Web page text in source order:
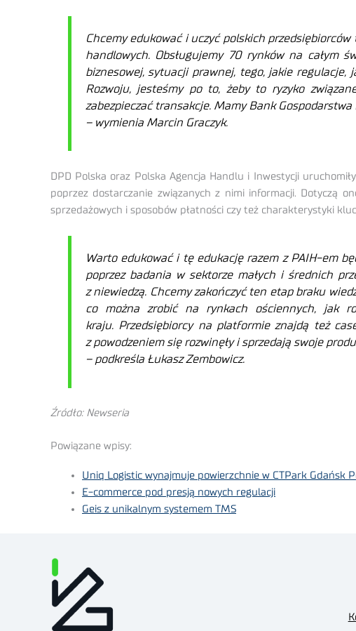
Chcemy edukować i uczyć polskich
handlowych. Obsługujemy 70 rynków na całym
biznesowej, sytuacji prawnej, tego, jakie regulacje,
Rozwoju, jesteśmy po to, żeby to ryzyko
zabezpieczać transakcje. Mamy Bank
– wymienia Marcin Graczyk.
DPD Polska oraz Polska Agencja Handlu i Inwestycji
poprzez dostarczanie związanych z nimi informacji. Dotyczą
sprzedażowych i sposobów płatności czy też charakterystyki
Warto edukować i tę edukację razem z PAIH-em
poprzez badania w sektorze małych i średnich
z niewiedzą. Chcemy zakończyć ten etap braku
co można zrobić na rynkach ościennych, jak
kraju. Przedsiębiorcy na platformie znajdą też
z powodzeniem się rozwinęły i sprzedają swoje
–podkreśla Łukasz Zembowicz.
Źródło: Newseria
Powiązane wpisy:
Uniq Logistic wynajmuje powierzchnie w CTPark Gdańsk
E-commerce pod presją nowych regulacji
Geis z unikalnym systemem TMS